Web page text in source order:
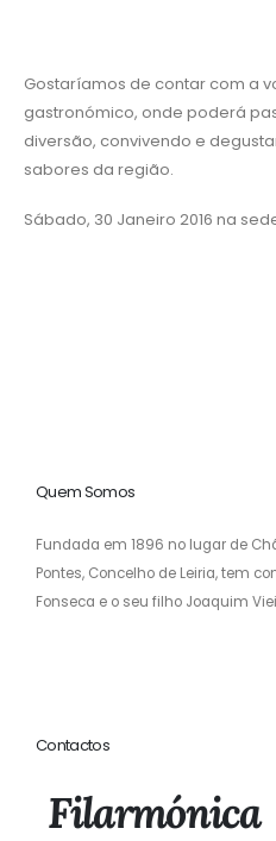
Gostaríamos de contar com a
gastronómico, onde poderá
diversão, convivendo e
sabores da região.
Sábado, 30 Janeiro 2016 na
Quem Somos
Fundada em 1896 no lugar de
Pontes, Concelho de Leiria, tem
Fonseca e o seu filho Joaquim
Contactos
Filarmónica